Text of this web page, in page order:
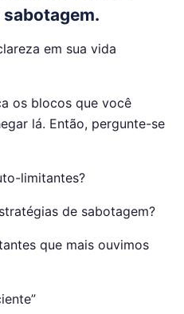
em sua vida
os blocos que você
lá. Então, pergunte-se
limitantes?
de sabotagem?
que mais ouvimos